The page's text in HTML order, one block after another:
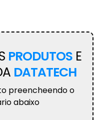
PRODUTOSE
DATATECH
preencheendo o
abaixo